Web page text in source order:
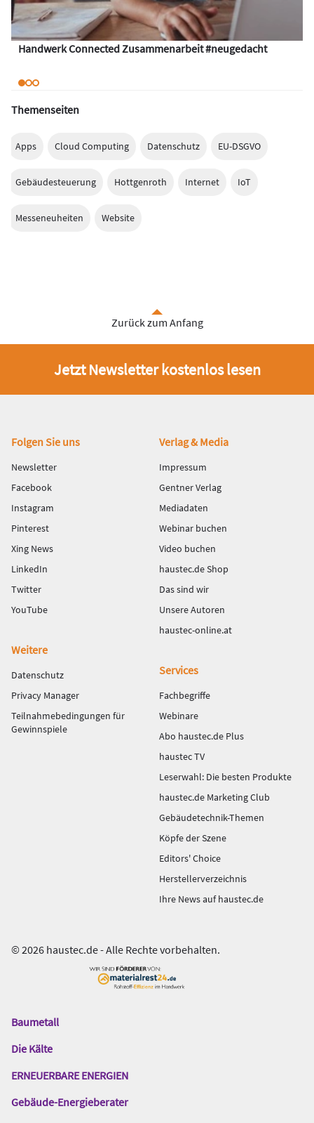
Handwerk Connected Zusammenarbeit #neugedacht
Themenseiten
Apps Cloud Computing Datenschutz EU-DSGVO
Gebäudesteuerung Hottgenroth Internet IoT
Messeneuheiten Website
Zurück zum Anfang
Jetzt Newsletter kostenlos lesen
Fußbereich
Folgen Sie uns
Newsletter
Facebook
Instagram
Pinterest
Xing News
LinkedIn
Twitter
YouTube
Verlag & Media
Impressum
Gentner Verlag
Mediadaten
Webinar buchen
Video buchen
haustec.de Shop
Das sind wir
Unsere Autoren
haustec-online.at
Weitere
Datenschutz
Privacy Manager
Teilnahmebedingungen für
Gewinnspiele
Services
Fachbegriffe
Webinare
Abo haustec.de Plus
haustec TV
Leserwahl: Die besten Produkte
haustec.de Marketing Club
Gebäudetechnik-Themen
Köpfe der Szene
Editors' Choice
Herstellerverzeichnis
Ihre News auf haustec.de
© 2026 haustec.de - Alle Rechte vorbehalten.
Das
Gentner
Baumetall
Die Kälte
ERNEUERBARE ENERGIEN
Gebäude-Energieberater